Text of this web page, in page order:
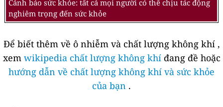
Cảnh báo sức khỏe: tất cả mọi người có thể chịu tác động
nghiêm trọng đến sức khỏe
Để biết thêm về ô nhiễm và chất lượng không khí ,
xem wikipedia chất lượng không khíđang đề hoặc
hướng dẫn về chất lượng không khí và sức khỏe
của bạn .